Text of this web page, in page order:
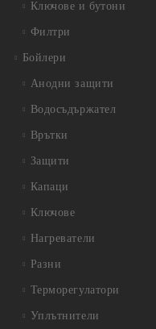
Ключове и бутони
Филтри
Бойлери
Анодни защити
Водосъдържател
Врътки
Защити
Капаци
Ключове
Нагреватели
Разни
Терморегулатори
Уплътнители